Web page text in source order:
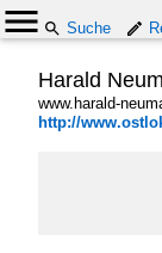
Suche
Harald
www.harald-
http://